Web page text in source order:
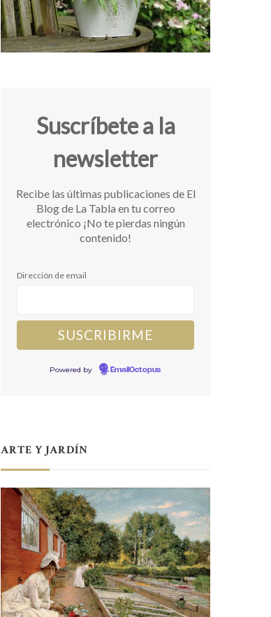
Suscríbete a la
newsletter
Recibe las últimas publicaciones de El
Blog de La Tabla en tu correo
electrónico ¡No te pierdas ningún
contenido!
Dirección de email
Powered by EmailOctopus
ARTE Y JARDÍN